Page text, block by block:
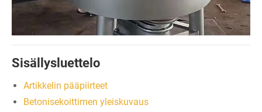
Sisällysluettelo
Artikkelin pääpiirteet
Betonisekoittimen yleiskuvaus